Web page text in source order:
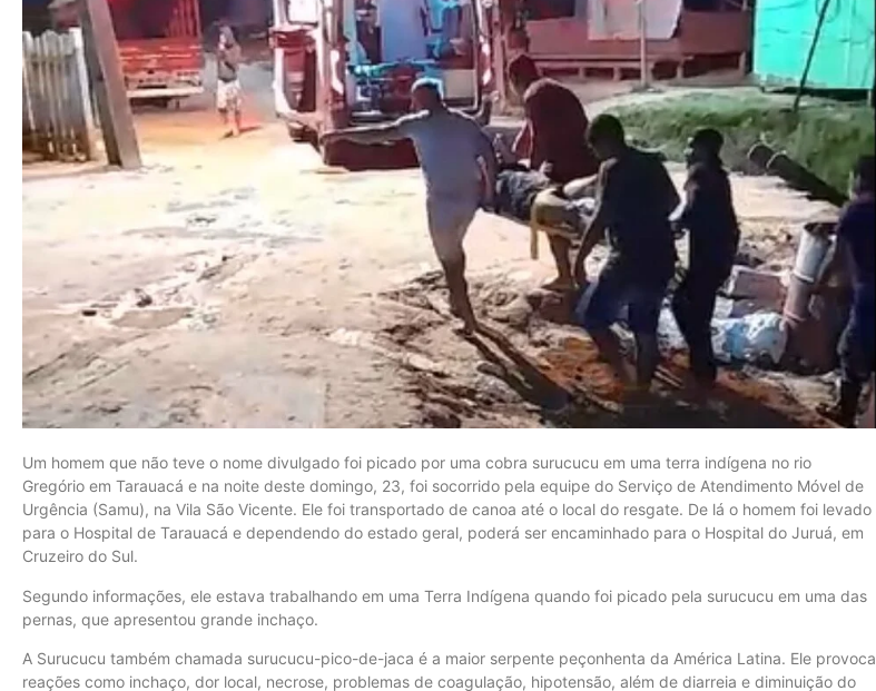
Um homem que não teve o nome divulgado foi picado por uma cobra surucucu em uma terra indígena no rio
Gregório em Tarauacá e na noite deste domingo, 23, foi socorrido pela equipe do Serviço de Atendimento Móvel de
Urgência (Samu), na Vila São Vicente. Ele foi transportado de canoa até o local do resgate. De lá o homem foi levado
para o Hospital de Tarauacá e dependendo do estado geral, poderá ser encaminhado para o Hospital do Juruá, em
Cruzeiro do Sul.
Segundo informações, ele estava trabalhando em uma Terra Indígena quando foi picado pela surucucu em uma das
pernas, que apresentou grande inchaço.
A Surucucu também chamada surucucu-pico-de-jaca é a maior serpente peçonhenta da América Latina. Ele provoca
reações como inchaço, dor local, necrose, problemas de coagulação, hipotensão, além de diarreia e diminuição do